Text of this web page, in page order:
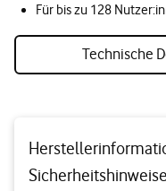
Für bis zu 128
Technische
Sicherheitshinweise